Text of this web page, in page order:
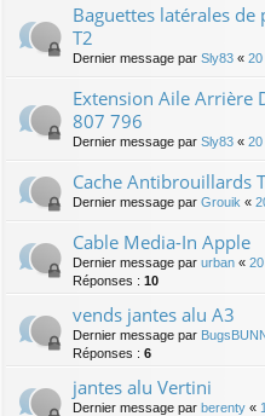
Baguettes latérales
T2
Dernier message par Sly83 « 20
Extension Aile Arrière
807 796
Dernier message par Sly83 « 20
Cache Antibrouillards
Dernier message par Grouik «
Cable Media-In Apple
Dernier message par urban «
Réponses : 10
vends jantes alu A3
Dernier message par
Réponses : 6
jantes alu Vertini
Dernier message par berenty «